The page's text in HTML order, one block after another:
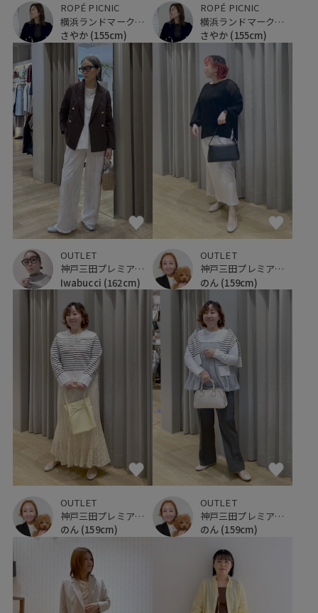
ROPÉ PICNIC
横浜ランドマークタワー
さやか (155cm)
ROPÉ PICNIC
横浜ランドマークタワー
さやか (155cm)
OUTLET
神戸三田プレミアム・アウトレット
Iwabucci (162cm)
OUTLET
神戸三田プレミアム・アウトレット
のん (159cm)
OUTLET
神戸三田プレミアム・アウトレット
のん (159cm)
OUTLET
神戸三田プレミアム・アウトレット
のん (159cm)